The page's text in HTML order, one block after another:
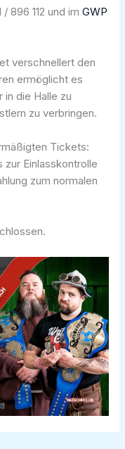
896 112 und imGWP
verschnellert den
ermöglicht es
in die Halle zu
zu verbringen.
Tickets:
Einlasskontrolle
zum normalen